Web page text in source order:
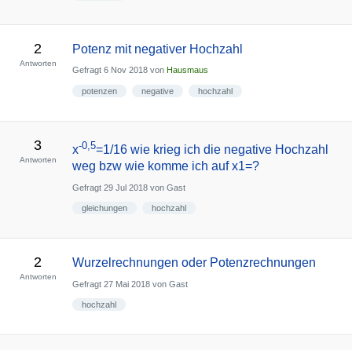
2
Antworten
Potenz mit negativer Hochzahl
Gefragt 6 Nov 2018 von Hausmaus
potenzen negative hochzahl
3
Antworten
x-0,5=1/16 wie krieg ich die negative Hochzahl
weg bzw wie komme ich auf x1=?
Gefragt 29 Jul 2018 von Gast
gleichungen hochzahl
2
Antworten
Wurzelrechnungen oder Potenzrechnungen
Gefragt 27 Mai 2018 von Gast
hochzahl